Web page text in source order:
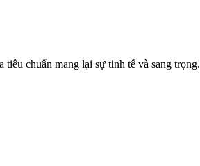
chuẩn mang lại sự tinh tế và sang trọng.